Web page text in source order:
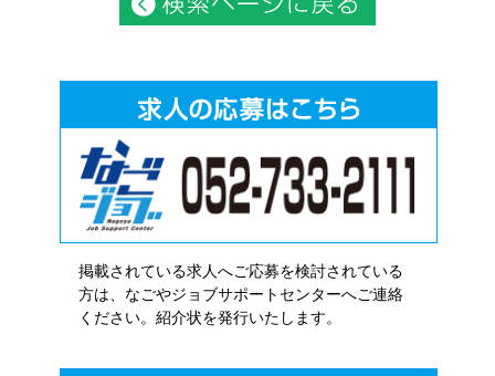
掲載されている求人へご応募を検討されている
方は、なごやジョブサポートセンターへご連絡
ください。紹介状を発行いたします。